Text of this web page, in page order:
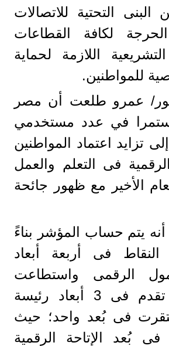
البنى التحتية للاتصالات
لكافة القطاعات
التشريعية اللازمة لحماية
للمواطنين.
عمرو طلعت أن مصر
في عدد مستخدمي
إلى تزايد اعتماد المواطنين
فى التعلم والعمل
الأخير مع ظهور جائحة
أنه يتم حساب المؤشر بناءً
فى أربعة أبعاد
الرقمى واستطاعت
مصر تحقيق تقدم فى 3 أبعاد رئيسة
فى بُعد واحد؛ حيث
بُعد الإتاحة الرقمية